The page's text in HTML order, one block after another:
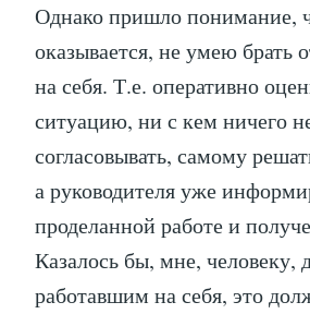
Однако пришло понимание,
оказывается, не умею брать
на себя. Т.е. оперативно
ситуацию, ни с кем ничего
согласовывать, самому
а руководителя уже
проделанной работе и
Казалось бы, мне, человеку,
работавшим на себя, это